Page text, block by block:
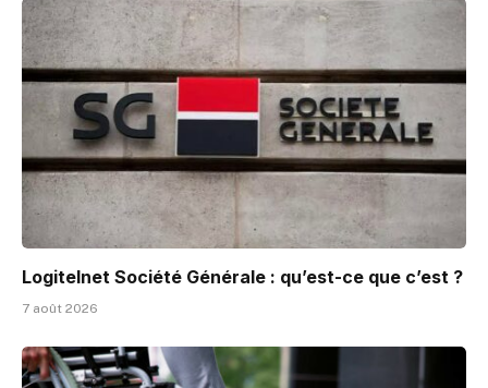
Logitelnet Société Générale : qu’est-ce que c’est ?
7 août 2026